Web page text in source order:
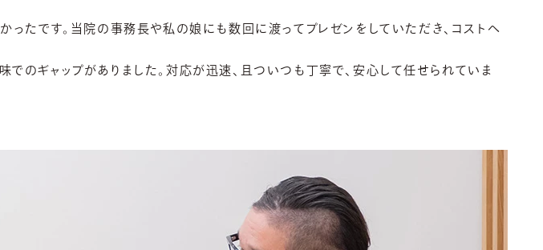
ったです。当院の事務長や私の娘にも数回に渡ってプレゼンをしていただき、コストへ
のギャップがありました。対応が迅速、且ついつも丁寧で、安心して任せられていま